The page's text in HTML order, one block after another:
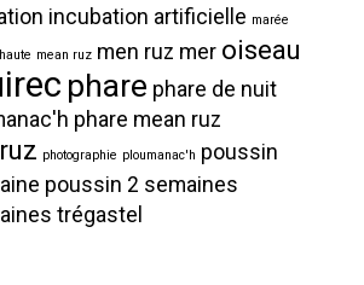
incubation artificielle marée
mean ruz men ruz mer oiseau
phare phare de nuit
phare mean ruz
photographie ploumanac'h poussin
poussin 2 semaines
trégastel